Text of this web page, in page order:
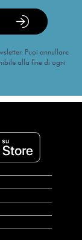
Puoi annullare
alla fine di ogni